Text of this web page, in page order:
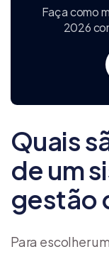
Faça como
2026
Quais
de um
gestão
Para escolher